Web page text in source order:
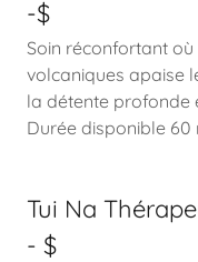
-$
Soin réconfortant
volcaniques apaise
la détente profonde
Durée disponible 60
Tui Na
- $